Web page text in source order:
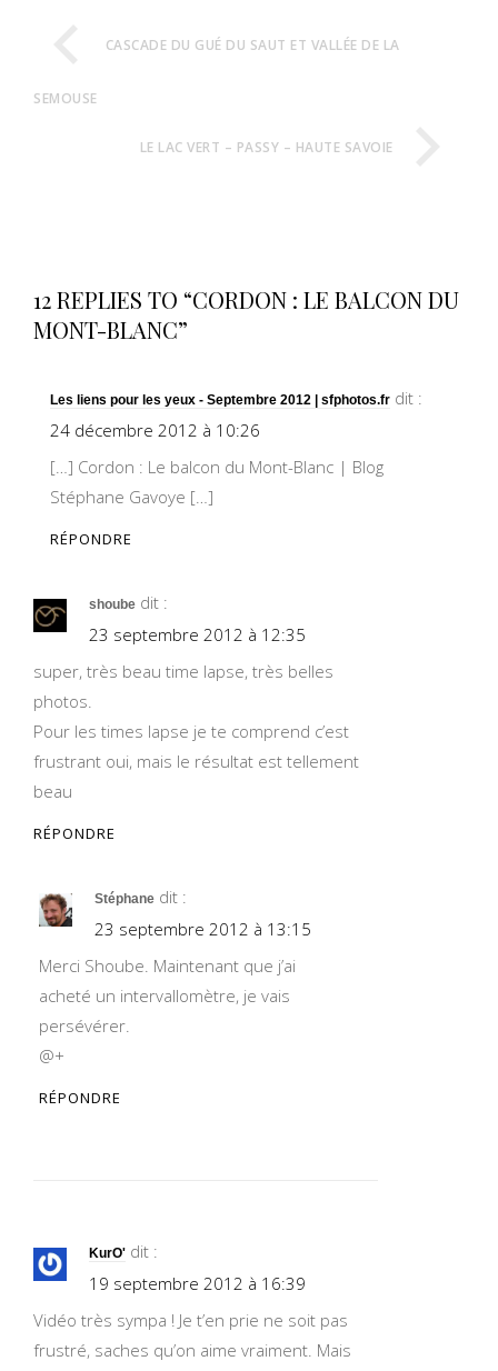
CASCADE DU GUÉ DU SAUT ET VALLÉE DE LA
SEMOUSE
LE LAC VERT – PASSY – HAUTE SAVOIE
12 REPLIES TO “CORDON : LE BALCON DU
MONT-BLANC”
Les liens pour les yeux - Septembre 2012 | sfphotos.fr dit :
24 décembre 2012 à 10:26
[…] Cordon : Le balcon du Mont-Blanc | Blog
Stéphane Gavoye […]
RÉPONDRE
shoube dit :
23 septembre 2012 à 12:35
super, très beau time lapse, très belles
photos.
Pour les times lapse je te comprend c’est
frustrant oui, mais le résultat est tellement
beau
RÉPONDRE
Stéphane dit :
23 septembre 2012 à 13:15
Merci Shoube. Maintenant que j’ai
acheté un intervallomètre, je vais
persévérer.
@+
RÉPONDRE
KurO' dit :
19 septembre 2012 à 16:39
Vidéo très sympa ! Je t’en prie ne soit pas
frustré, saches qu’on aime vraiment. Mais